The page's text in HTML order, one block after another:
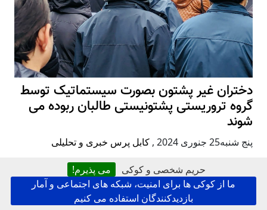
حریم شخصی و کوکی
می پذیرم!
ما از کوکی ها برای امنیت، شبکه های اجتماعی و آمار
بازدیدکنندگان استفاده می کنیم
دختران غیر پشتون بصورت سیستماتیک توسط
گروه تروریستی پشتونیستی طالبان ربوده می
شوند
پنج شنبه25 جنوری 2024 , کابل پرس خبری و تحلیلی